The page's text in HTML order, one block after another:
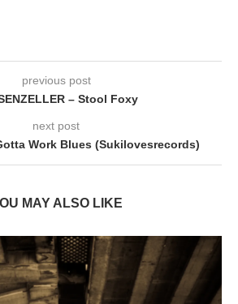
previous post
– Stool Foxy
next post
Work Blues (Sukilovesrecords)
MAY ALSO LIKE